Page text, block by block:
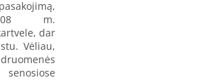
m.
dar
Vėliau,